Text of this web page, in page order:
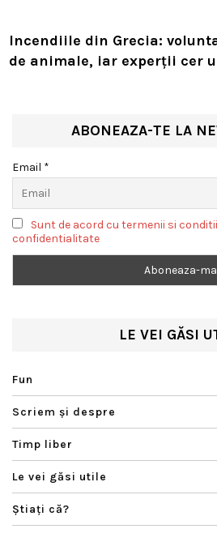
Incendiile din Grecia:
de animale, iar experții cer
ABONEAZA-TE LA
Email *
Sunt de acord cu termenii si
confidentialitate
LE VEI GĂSI
Fun
Scriem şi despre
Timp liber
Le vei găsi utile
Ştiaţi că?